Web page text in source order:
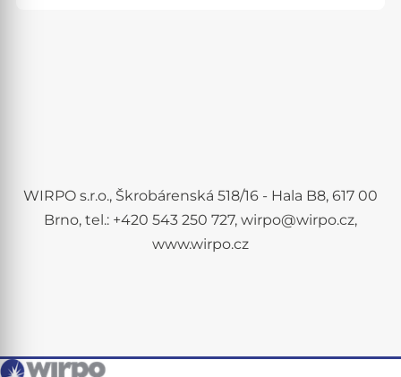
WIRPO s.r.o., Škrobárenská 518/16 - Hala B8, 617 00
Brno, tel.: +420 543 250 727, wirpo@wirpo.cz,
www.wirpo.cz